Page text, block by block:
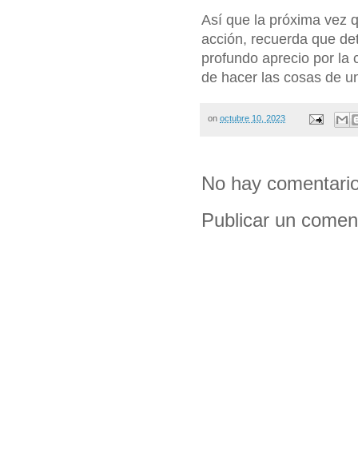
Así que la próxima vez
acción, recuerda que
profundo aprecio por la
de hacer las cosas de
on octubre 10, 2023
No hay
Publicar un